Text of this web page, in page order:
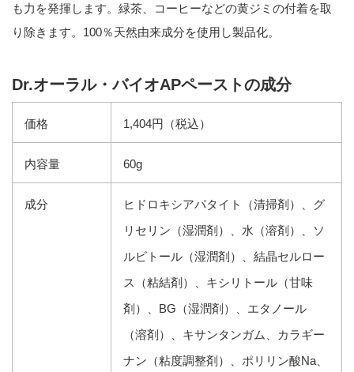
も力を発揮します。緑茶、コーヒーなどの黄ジミの付着を取
り除きます。100％天然由来成分を使用し製品化。
Dr.オーラル・バイオAPペーストの成分
価格 1,404円（税込）
内容量 60g
成分
ヒドロキシアパタイト（清掃剤）、グ
リセリン（湿潤剤）、水（溶剤）、ソ
ルビトール（湿潤剤）、結晶セルロー
ス（粘結剤）、キシリトール（甘味
剤）、BG（湿潤剤）、エタノール
（溶剤）、キサンタンガム、カラギー
ナン（粘度調整剤）、ポリリン酸Na、